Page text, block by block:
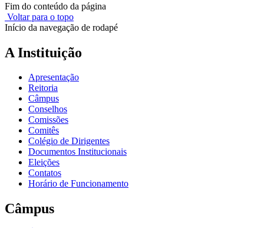
Fim do conteúdo da página
Voltar para o topo
Início da navegação de rodapé
A Instituição
Apresentação
Reitoria
Câmpus
Conselhos
Comissões
Comitês
Colégio de Dirigentes
Documentos Institucionais
Eleições
Contatos
Horário de Funcionamento
Câmpus